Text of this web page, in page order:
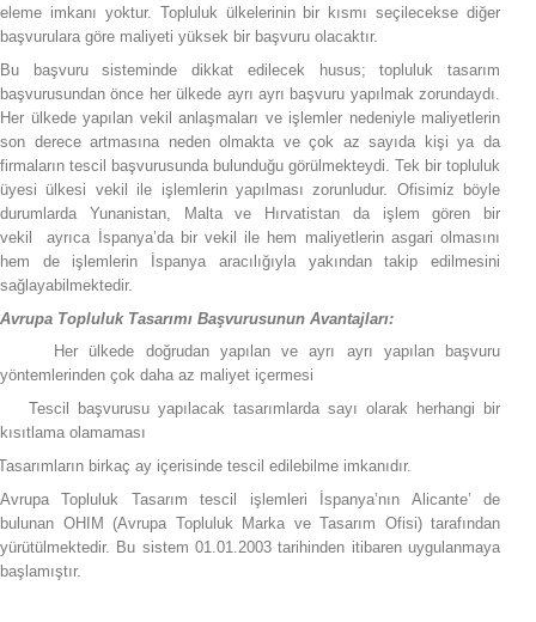
eleme imkanı yoktur. Topluluk ülkelerinin bir kısmı seçilecekse diğer
başvurulara göre maliyeti yüksek bir başvuru olacaktır.
Bu başvuru sisteminde dikkat edilecek husus; topluluk tasarım
başvurusundan önce her ülkede ayrı ayrı başvuru yapılmak zorundaydı.
Her ülkede yapılan vekil anlaşmaları ve işlemler nedeniyle maliyetlerin
son derece artmasına neden olmakta ve çok az sayıda kişi ya da
firmaların tescil başvurusunda bulunduğu görülmekteydi. Tek bir topluluk
üyesi ülkesi vekil ile işlemlerin yapılması zorunludur. Ofisimiz böyle
durumlarda Yunanistan, Malta ve Hırvatistan da işlem gören bir
vekil ayrıca İspanya’da bir vekil ile hem maliyetlerin asgari olmasını
hem de işlemlerin İspanya aracılığıyla yakından takip edilmesini
sağlayabilmektedir.
Avrupa Topluluk Tasarımı Başvurusunun Avantajları:
Her ülkede doğrudan yapılan ve ayrı ayrı yapılan başvuru
yöntemlerinden çok daha az maliyet içermesi
Tescil başvurusu yapılacak tasarımlarda sayı olarak herhangi bir
kısıtlama olamaması
birkaç ay içerisinde tescil edilebilme imkanıdır.
Avrupa Topluluk Tasarım tescil işlemleri İspanya’nın Alicante’ de
bulunan OHIM (Avrupa Topluluk Marka ve Tasarım Ofisi) tarafından
yürütülmektedir. Bu sistem 01.01.2003 tarihinden itibaren uygulanmaya
başlamıştır.